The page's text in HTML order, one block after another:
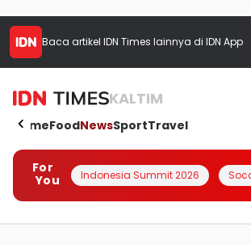
Baca artikel IDN Times lainnya di IDN App
KALTIM
HomeFoodNewsSportTravel
For
You
Indonesia Summit 2026